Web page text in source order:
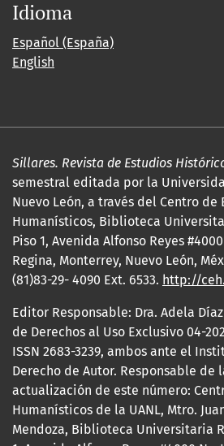
Idioma
Español (España)
English
Sillares. Revista de Estudios
semestral editada por la
Nuevo León, a través del Centro de
Humanísticos, Biblioteca
Piso 1, Avenida Alfonso Reyes
Regina, Monterrey, Nuevo León,
(81)83-29- 4090 Ext. 6533. http://
Editor Responsable: Dra. Adela
de Derechos al Uso Exclusivo 04-
ISSN 2683-3239, ambos ante el
Derecho de Autor. Responsable de
actualización de este número:
Humanísticos de la UANL, Mtro.
Mendoza, Biblioteca Universitaria